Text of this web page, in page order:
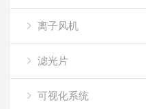
离子风机
滤光片
可视化系统